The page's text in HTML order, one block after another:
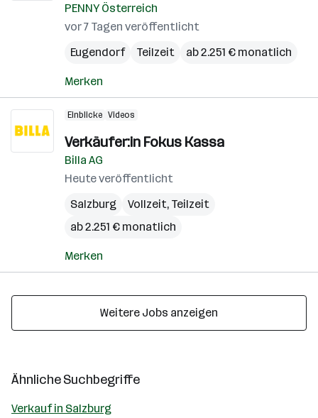
PENNY Österreich
vor 7 Tagen veröffentlicht
Eugendorf
Teilzeit ab 2.251 € monatlich
Merken
Einblicke Videos
Verkäufer:in Fokus Kassa
Billa AG
Heute veröffentlicht
Salzburg
Vollzeit, Teilzeit
ab 2.251 € monatlich
Merken
Weitere Jobs anzeigen
Ähnliche Suchbegriffe
Verkauf in Salzburg